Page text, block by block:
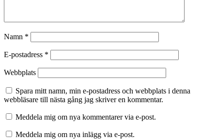
Namn *
E-postadress *
Webbplats
Spara mitt namn, min e-postadress och webbplats i denna
webbläsare till nästa gång jag skriver en kommentar.
Meddela mig om nya kommentarer via e-post.
Meddela mig om nya inlägg via e-post.